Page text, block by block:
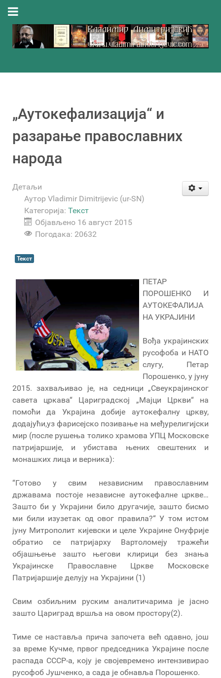
„Аутокефализација“ и
разарање православних
народа
Детаљи
Аутор Vladimir Dimitrijevic (ur-SN)
Категорија: Текст
Објављено 16 август 2015
Погодака: 20632
Текст
ПЕТАР
ПОРОШЕНКО И
АУТОКЕФАЛИЈА
НА УКРАЈИНИ
Вођа украјинских
русофоба и НАТО
слугу, Петар
Порошенко, у јуну
2015. захваљивао је, на седници „Свеукрајинског
савета цркава“ Цариградској „Мајци Цркви“ на
помоћи да Украјина добије аутокефалну цркву,
додајући,уз фарисејско позивање на међурелигијски
мир (после рушења толико храмова УПЦ Московске
патријаршије, и убистава њених свештених и
монашких лица и верника):
“Готово у свим независним православним
државама постоје независне аутокефалне цркве…
Зашто би у Украјини било другачије, зашто бисмо
ми били изузетак од овог правила?“ У том истом
јуну Митрополит кијевски и целе Украјине Онуфрије
обратио се патријарху Вартоломеју тражећи
објашњење зашто његови клирици без знања
Украјинске Православне Цркве Московске
Патријаршије делују на Украјини (1)
Свим озбиљним руским аналитичарима је јасно
зашто Цариград вршља на овом простору(2).
Тиме се наставља прича започета већ одавно, још
за време Кучме, првог председника Украјине после
распада СССР-а, коју је својевремено интензивирао
русофоб Јушченко, а сада је обнавља Порошенко.